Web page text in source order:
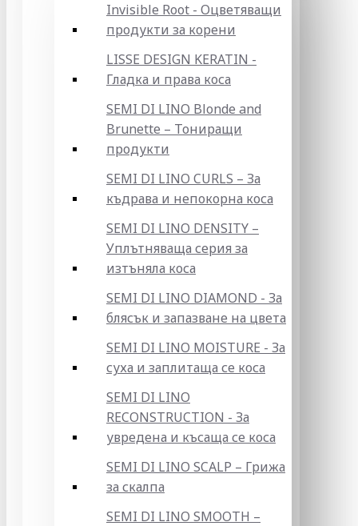
Invisible Root - Оцветяващи
продукти за корени
LISSE DESIGN KERATIN -
Гладка и права коса
SEMI DI LINO Blonde and
Brunette – Тониращи
продукти
SEMI DI LINO CURLS – За
къдрава и непокорна коса
SEMI DI LINO DENSITY –
Уплътняваща серия за
изтъняла коса
SEMI DI LINO DIAMOND - За
блясък и запазване на цвета
SEMI DI LINO MOISTURE - За
суха и заплитаща се коса
SEMI DI LINO
RECONSTRUCTION - За
увредена и късаща се коса
SEMI DI LINO SCALP – Грижа
за скалпа
SEMI DI LINO SMOOTH –